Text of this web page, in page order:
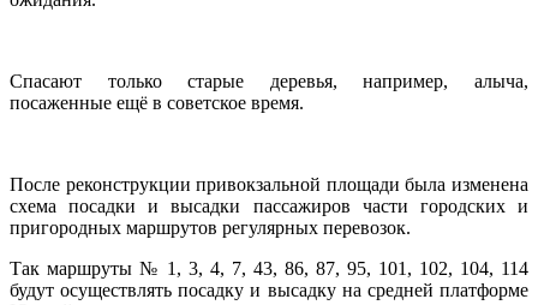
Спасают только старые деревья, например, алыча,
посаженные ещё в советское время.
После реконструкции привокзальной площади была изменена
схема посадки и высадки пассажиров части городских и
пригородных маршрутов регулярных перевозок.
Так маршруты № 1, 3, 4, 7, 43, 86, 87, 95, 101, 102, 104, 114
будут осуществлять посадку и высадку на средней платформе